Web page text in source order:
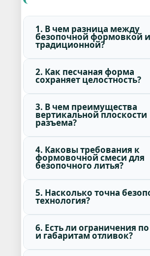
1. В чем разница между
безопочной формовкой и
традиционной?
2. Как песчаная форма
сохраняет целостность?
3. В чем преимущества
вертикальной плоскости
разъема?
4. Каковы требования к
формовочной смеси для
безопочного литья?
5. Насколько точна
технология?
6. Есть ли ограничения
и габаритам отливок?